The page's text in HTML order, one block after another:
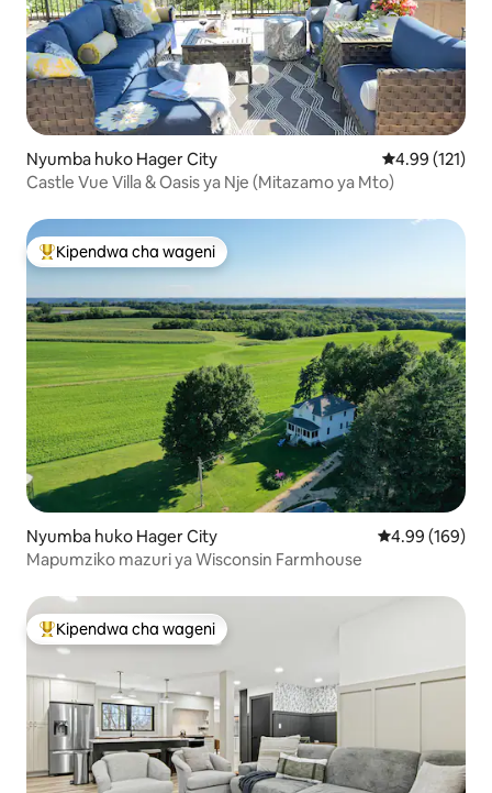
Nyumba huko Hager City Ukadiriaji wa
4.99 (121)
Castle Vue Villa & Oasis ya Nje (Mitazamo ya Mto)
Kipendwa maarufu cha wageni
Kipendwa cha wageni
Nyumba huko Hager City Ukadiriaji wa
4.99 (169)
Mapumziko mazuri ya Wisconsin Farmhouse
Kipendwa maarufu cha wageni
Kipendwa cha wageni